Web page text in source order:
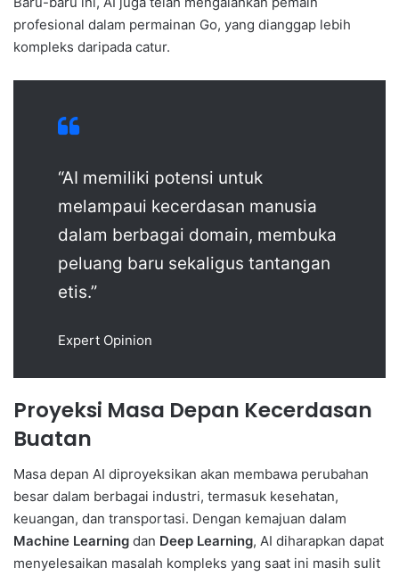
profesional dalam permainan Go, yang dianggap lebih
kompleks daripada catur.
“AI memiliki potensi untuk
melampaui kecerdasan manusia
dalam berbagai domain, membuka
peluang baru sekaligus tantangan
etis.”
Expert Opinion
Proyeksi Masa Depan Kecerdasan
Buatan
Masa depan AI diproyeksikan akan membawa perubahan
besar dalam berbagai industri, termasuk kesehatan,
keuangan, dan transportasi. Dengan kemajuan dalam
Machine Learning dan Deep Learning, AI diharapkan dapat
menyelesaikan masalah kompleks yang saat ini masih sulit